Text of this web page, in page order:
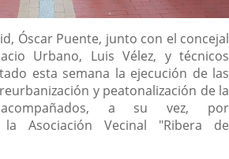
Óscar Puente, junto con el concejal
Urbano, Luis Vélez, y técnicos
esta semana la ejecución de las
y peatonalización de la
acompañados, a su vez, por
Asociación Vecinal "Ribera de